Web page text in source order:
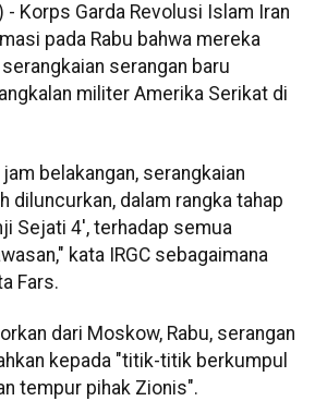
- Korps Garda Revolusi Islam Iran
pada Rabu bahwa mereka
serangan baru
militer Amerika Serikat di
belakangan, serangkaian
diluncurkan, dalam rangka tahap
Sejati 4', terhadap semua
kata IRGC sebagaimana
Fars.
dari Moskow, Rabu, serangan
kepada "titik-titik berkumpul
tempur pihak Zionis".